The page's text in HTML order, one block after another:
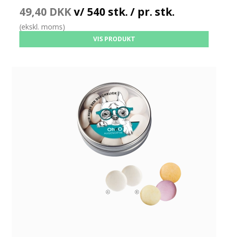
49,40 DKKv/ 540 stk. / pr. stk.
(ekskl. moms)
VIS PRODUKT